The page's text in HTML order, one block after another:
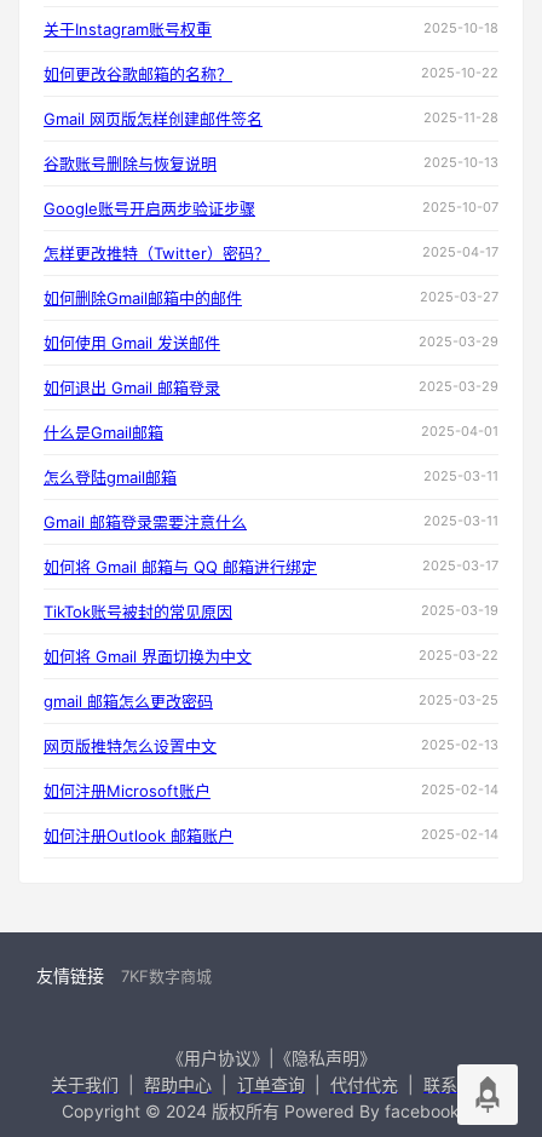
关于Instagram账号权重 2025-10-18
如何更改谷歌邮箱的名称？ 2025-10-22
Gmail 网页版怎样创建邮件签名 2025-11-28
谷歌账号删除与恢复说明 2025-10-13
Google账号开启两步验证步骤 2025-10-07
怎样更改推特（Twitter）密码？ 2025-04-17
如何删除Gmail邮箱中的邮件 2025-03-27
如何使用 Gmail 发送邮件 2025-03-29
如何退出 Gmail 邮箱登录 2025-03-29
什么是Gmail邮箱 2025-04-01
怎么登陆gmail邮箱 2025-03-11
Gmail 邮箱登录需要注意什么 2025-03-11
如何将 Gmail 邮箱与 QQ 邮箱进行绑定 2025-03-17
TikTok账号被封的常见原因 2025-03-19
如何将 Gmail 界面切换为中文 2025-03-22
gmail 邮箱怎么更改密码 2025-03-25
网页版推特怎么设置中文 2025-02-13
如何注册Microsoft账户 2025-02-14
如何注册Outlook 邮箱账户 2025-02-14
友情链接 7KF数字商城
《用户协议》|《隐私声明》
关于我们
帮助中心 订单查询 代付代充
联系我们
Copyright © 2024 版权所有 Powered By facebook99